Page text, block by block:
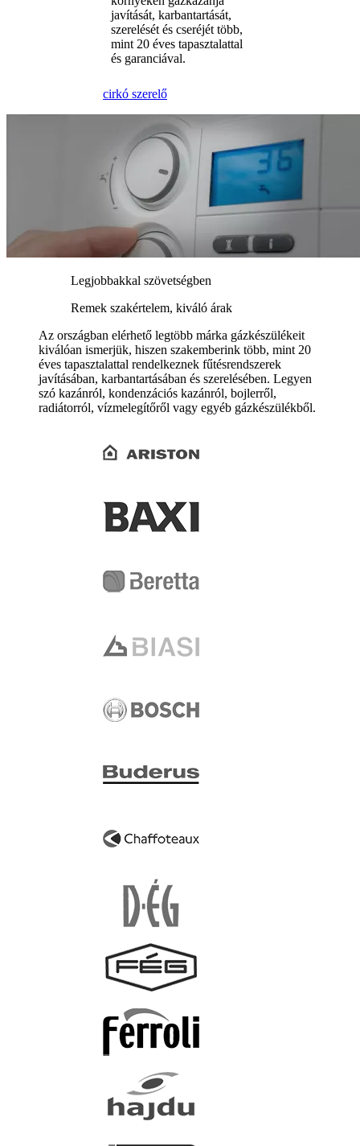
javítását, karbantartását,
szerelését és cseréjét több,
mint 20 éves tapasztalattal
és garanciával.
cirkó szerelő
Legjobbakkal szövetségben
Remek szakértelem, kiváló árak
Az országban elérhető legtöbb márka gázkészülékeit
kiválóan ismerjük, hiszen szakemberink több, mint 20
éves tapasztalattal rendelkeznek fűtésrendszerek
javításában, karbantartásában és szerelésében. Legyen
szó kazánról, kondenzációs kazánról, bojlerről,
radiátorról, vízmelegítőről vagy egyéb gázkészülékből.